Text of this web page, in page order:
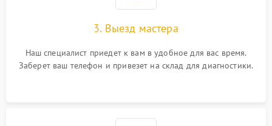
3. Выезд мастера
Наш специалист приедет к вам в удобное для вас время.
Заберет ваш телефон и привезет на склад для диагностики.